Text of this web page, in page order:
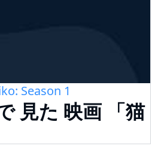
Season 1
見た 映画 「猫